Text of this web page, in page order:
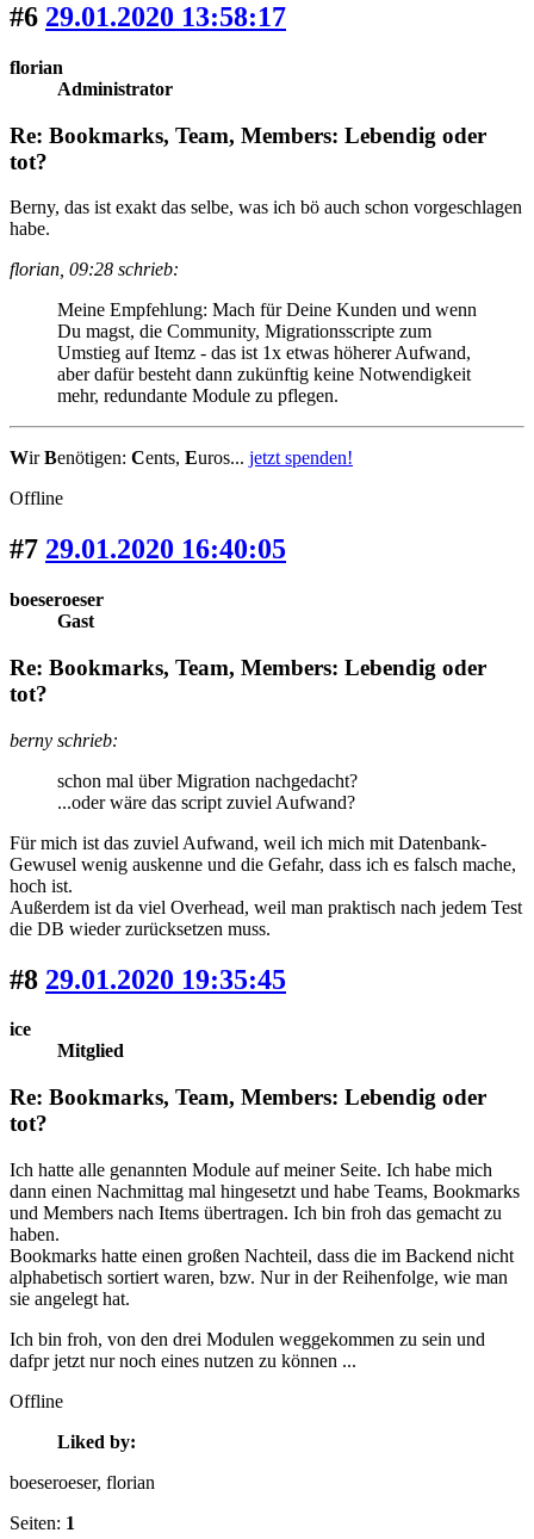
#6 29.01.2020 13:58:17
florian
Administrator
Re: Bookmarks, Team, Members: Lebendig oder
tot?
Berny, das ist exakt das selbe, was ich bö auch schon vorgeschlagen
habe.
florian, 09:28 schrieb:
Meine Empfehlung: Mach für Deine Kunden und wenn
Du magst, die Community, Migrationsscripte zum
Umstieg auf Itemz - das ist 1x etwas höherer Aufwand,
aber dafür besteht dann zukünftig keine Notwendigkeit
mehr, redundante Module zu pflegen.
WirBenötigen: Cents, Euros... jetzt spenden!
Offline
#7 29.01.2020 16:40:05
boeseroeser
Gast
Re: Bookmarks, Team, Members: Lebendig oder
tot?
berny schrieb:
schon mal über Migration nachgedacht?
...oder wäre das script zuviel Aufwand?
Für mich ist das zuviel Aufwand, weil ich mich mit Datenbank-
Gewusel wenig auskenne und die Gefahr, dass ich es falsch mache,
hoch ist.
Außerdem ist da viel Overhead, weil man praktisch nach jedem Test
die DB wieder zurücksetzen muss.
#8 29.01.2020 19:35:45
ice
Mitglied
Re: Bookmarks, Team, Members: Lebendig oder
tot?
Ich hatte alle genannten Module auf meiner Seite. Ich habe mich
dann einen Nachmittag mal hingesetzt und habe Teams, Bookmarks
und Members nach Items übertragen. Ich bin froh das gemacht zu
haben.
Bookmarks hatte einen großen Nachteil, dass die im Backend nicht
alphabetisch sortiert waren, bzw. Nur in der Reihenfolge, wie man
sie angelegt hat.
Ich bin froh, von den drei Modulen weggekommen zu sein und
dafpr jetzt nur noch eines nutzen zu können ...
Offline
Liked by:
boeseroeser, florian
Seiten: 1